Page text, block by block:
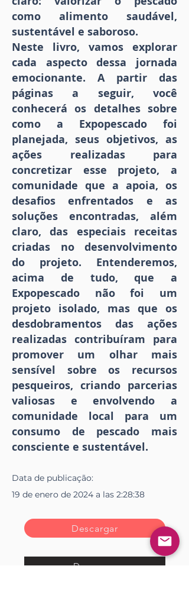
como alimento saudável,
sustentável e saboroso.
Neste livro, vamos explorar
cada aspecto dessa jornada
emocionante. A partir das
páginas a seguir, você
conhecerá os detalhes sobre
como a Expopescado foi
planejada, seus objetivos, as
ações realizadas para
concretizar esse projeto, a
comunidade que a apoia, os
desafios enfrentados e as
soluções encontradas, além
claro, das especiais receitas
criadas no desenvolvimento
do projeto. Entenderemos,
acima de tudo, que a
Expopescado não foi um
projeto isolado, mas que os
desdobramentos das ações
realizadas contribuíram para
promover um olhar mais
sensível sobre os recursos
pesqueiros, criando parcerias
valiosas e envolvendo a
comunidade local para um
consumo de pescado mais
consciente e sustentável.
Data de publicação:
19 de enero de 2024 a las 2:28:38
Descargar
Descargar